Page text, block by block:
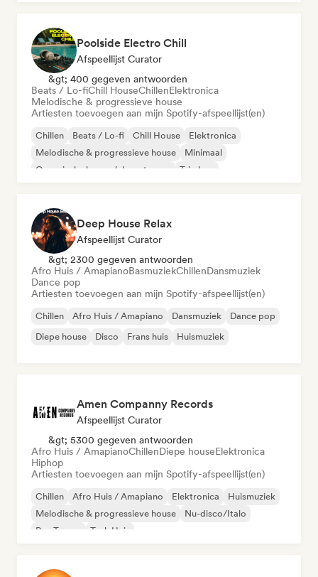
Poolside Electro Chill
Afspeellijst Curator
&gt; 400 gegeven antwoorden
Beats / Lo-fiChill HouseChillenElektronica
Melodische & progressieve house
Artiesten toevoegen aan mijn Spotify-afspeellijst(en)
Chillen Beats / Lo-fi Chill House
Elektronica
Melodische & progressieve house
Minimaal
Organische house / downtempo
Trip hop
Deep House Relax
Afspeellijst Curator
&gt; 2300 gegeven antwoorden
Afro Huis / AmapianoBasmuziekChillenDansmuziek
Dance pop
Artiesten toevoegen aan mijn Spotify-afspeellijst(en)
Chillen Afro Huis / Amapiano Dansmuziek
Dance pop
Diepe house
Disco Frans huis Huismuziek
Amen Companny Records
Afspeellijst Curator
&gt; 5300 gegeven antwoorden
Afro Huis / AmapianoChillenDiepe houseElektronica
Hiphop
Artiesten toevoegen aan mijn Spotify-afspeellijst(en)
Chillen Afro Huis / Amapiano Elektronica
Huismuziek
Melodische & progressieve house
Nu-disco/Italo
Psy-Trance
Tech Huis